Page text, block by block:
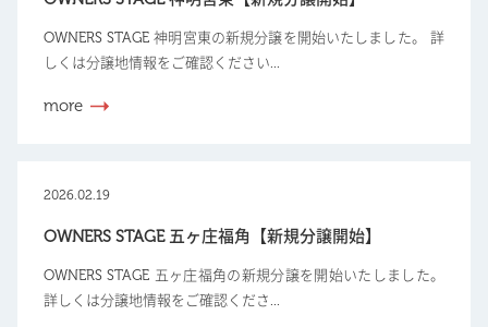
OWNERS STAGE 神明宮東の新規分譲を開始いたしました。 詳
しくは分譲地情報をご確認ください...
more
2026.02.19
OWNERS STAGE 五ヶ庄福角【新規分譲開始】
OWNERS STAGE 五ヶ庄福角の新規分譲を開始いたしました。
詳しくは分譲地情報をご確認くださ...